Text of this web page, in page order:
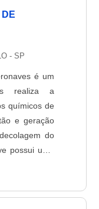
- SP
é um
realiza a
químicos de
e geração
do
possui uma
tubulações
função é
motores. Um